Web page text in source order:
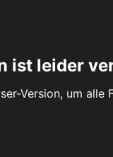
ist leider
Version, um